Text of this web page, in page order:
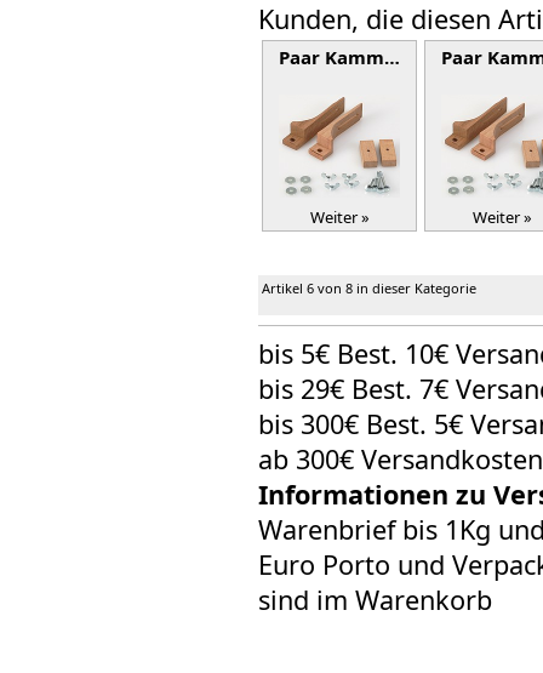
Kunden, die diesen
Paar Kamm…
Weiter »
Paar
Weiter »
Artikel 6 von 8 in dieser Kategorie
bis 5€ Best. 10€
bis 29€ Best. 7€
bis 300€ Best. 5€
ab 300€
Informationen zu
Warenbrief bis 1Kg
Euro Porto und
sind im Warenkorb